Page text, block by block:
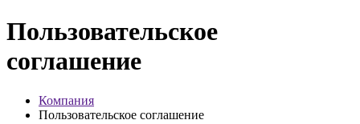
Пользовательское
соглашение
Компания
Пользовательское соглашение